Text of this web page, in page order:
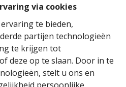
via cookies
te bieden,
partijen technologieën
te krijgen tot
deze op te slaan. Door in te
stelt u ons en
persoonlijke
bestaat uit een gezellige
eetkamer en een
op de tuin.
zich 2 slaapkamers,
berging.
nog 3 extra slaapkamers